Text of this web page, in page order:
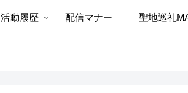
活動履歴 配信マナー 聖地巡礼